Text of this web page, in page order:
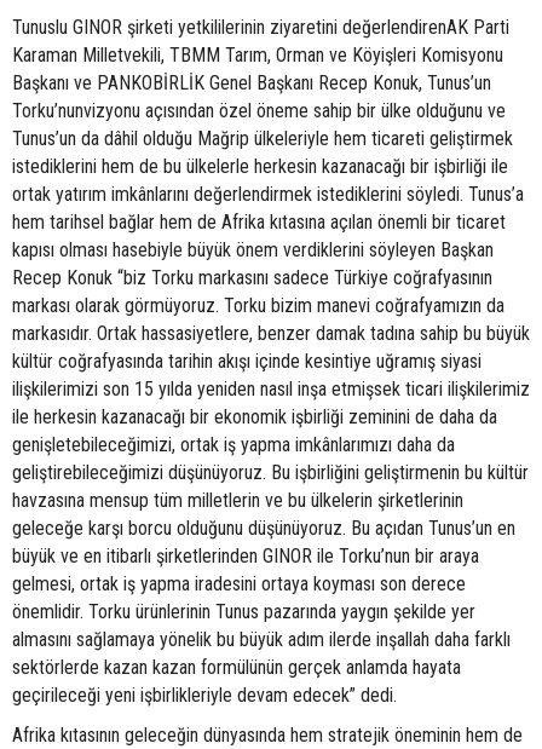
Tunuslu GINOR şirketi yetkililerinin ziyaretini değerlendirenAK Parti
Karaman Milletvekili, TBMM Tarım, Orman ve Köyişleri Komisyonu
Başkanı ve PANKOBİRLİK Genel Başkanı Recep Konuk, Tunus’un
Torku’nunvizyonu açısından özel öneme sahip bir ülke olduğunu ve
Tunus’un da dâhil olduğu Mağrip ülkeleriyle hem ticareti geliştirmek
istediklerini hem de bu ülkelerle herkesin kazanacağı bir işbirliği ile
ortak yatırım imkânlarını değerlendirmek istediklerini söyledi. Tunus’a
hem tarihsel bağlar hem de Afrika kıtasına açılan önemli bir ticaret
kapısı olması hasebiyle büyük önem verdiklerini söyleyen Başkan
Recep Konuk “biz Torku markasını sadece Türkiye coğrafyasının
markası olarak görmüyoruz. Torku bizim manevi coğrafyamızın da
markasıdır. Ortak hassasiyetlere, benzer damak tadına sahip bu büyük
kültür coğrafyasında tarihin akışı içinde kesintiye uğramış siyasi
ilişkilerimizi son 15 yılda yeniden nasıl inşa etmişsek ticari ilişkilerimiz
ile herkesin kazanacağı bir ekonomik işbirliği zeminini de daha da
genişletebileceğimizi, ortak iş yapma imkânlarımızı daha da
geliştirebileceğimizi düşünüyoruz. Bu işbirliğini geliştirmenin bu kültür
havzasına mensup tüm milletlerin ve bu ülkelerin şirketlerinin
geleceğe karşı borcu olduğunu düşünüyoruz. Bu açıdan Tunus’un en
büyük ve en itibarlı şirketlerinden GINOR ile Torku’nun bir araya
gelmesi, ortak iş yapma iradesini ortaya koyması son derece
önemlidir. Torku ürünlerinin Tunus pazarında yaygın şekilde yer
almasını sağlamaya yönelik bu büyük adım ilerde inşallah daha farklı
sektörlerde kazan kazan formülünün gerçek anlamda hayata
geçirileceği yeni işbirlikleriyle devam edecek” dedi.
Afrika kıtasının geleceğin dünyasında hem stratejik öneminin hem de